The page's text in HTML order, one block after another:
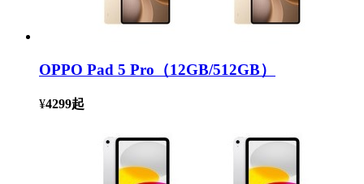
OPPO Pad 5 Pro（12GB/512GB）
¥4299起